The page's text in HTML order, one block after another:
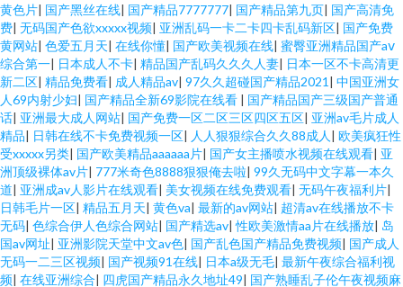
黄色片| 国产黑丝在线| 国产精品7777777| 国产精品第九页| 国产高清免
费| 无码国产色欲xxxxx视频| 亚洲乱码一卡二卡四卡乱码新区| 国产免费
黄网站| 色爱五月天| 在线你懂| 国产欧美视频在线| 蜜臀亚洲精品国产aⅴ
综合第一| 日本成人不卡| 精品国产乱码久久久人妻| 日本一区不卡高清更
新二区| 精品免费看| 成人精品av| 97久久超碰国产精品2021 | 中国亚洲女
人69内射少妇| 国产精品全新69影院在线看 | 国产精品国产三级国产普通
话| 亚洲最大成人网站| 国产免费一区二区三区四区五区| 亚洲av毛片成人
精品| 日韩在线不卡免费视频一区| 人人狠狠综合久久88成人 | 欧美疯狂性
受xxxxx另类| 国产欧美精品aaaaaa片| 国产女主播喷水视频在线观看| 亚
洲顶级裸体av片| 777米奇色8888狠狠俺去啦| 99久无码中文字幕一本久
道| 亚洲成av人影片在线观看| 美女视频在线免费观看| 无码午夜福利片|
日韩毛片一区| 精品五月天| 黄色va| 最新的av网站| 超清av在线播放不卡
无码| 色综合伊人色综合网站| 国产精选av|性欧美激情aa片在线播放| 岛
国av网址| 亚洲影院天堂中文av色| 国产乱色国产精品免费视频| 国产成人
无码一二三区视频| 国产视频91在线| 日本a级无毛| 最新午夜综合福利视
频| 在线亚洲综合| 四虎国产精品永久地址49| 国产熟睡乱子伦午夜视频麻